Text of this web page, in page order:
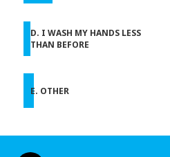
D. I WASH MY HANDS LESS
THAN BEFORE
E. OTHER